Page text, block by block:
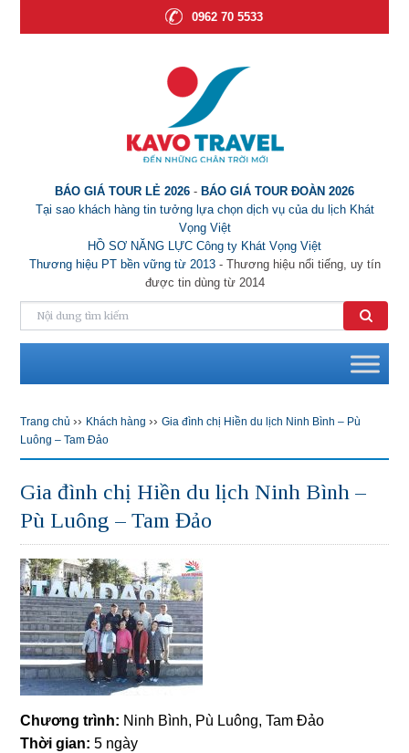
0962 70 5533
BÁO GIÁ TOUR LẺ 2026 - BÁO GIÁ TOUR ĐOÀN 2026
Tại sao khách hàng tin tưởng lựa chọn dịch vụ của du lịch Khát
Vọng Việt
HỒ SƠ NĂNG LỰC Công ty Khát Vọng Việt
Thương hiệu PT bền vững từ 2013- Thương hiệu nổi tiếng, uy tín
được tin dùng từ 2014
Trang chủ ›› Khách hàng ››Gia đình chị Hiền du lịch Ninh Bình – Pù
Luông – Tam Đảo
Gia đình chị Hiền du lịch Ninh Bình –
Pù Luông – Tam Đảo
Chương trình: Ninh Bình, Pù Luông, Tam Đảo
Thời gian: 5 ngày